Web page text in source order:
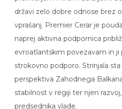
državi zelo dobre odnose brez
vprašanj. Premier Cerar je
naprej aktivna podpornica
evroatlantskim povezavam in ji
strokovno podporo. Strinjala
perspektiva Zahodnega
stabilnost v regiji ter njen razvoj,
predsednika vlade.